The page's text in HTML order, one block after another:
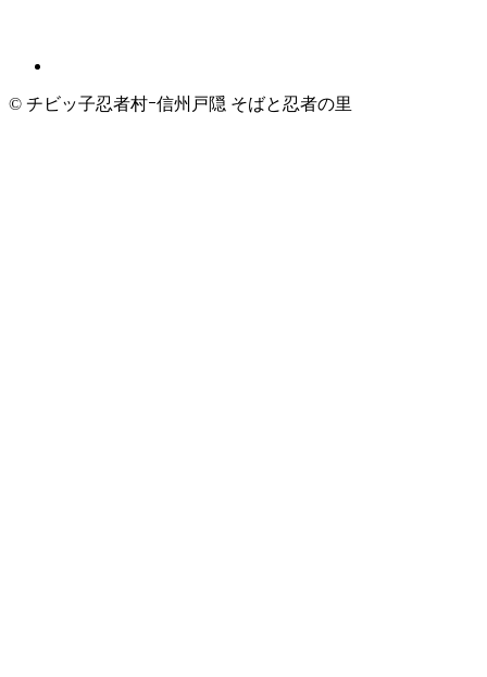
© チビッ子忍者村ｰ信州戸隠 そばと忍者の里